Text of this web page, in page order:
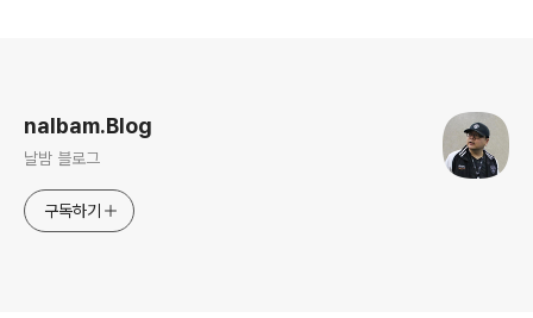
nalbam.Blog
날밤 블로그
구독하기